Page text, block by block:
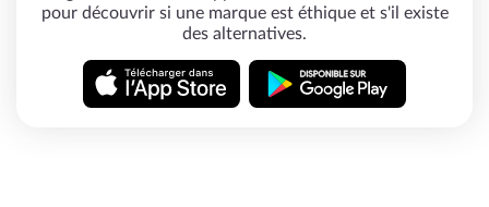
pour découvrir si une marque est éthique et s'il existe
des alternatives.